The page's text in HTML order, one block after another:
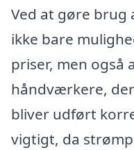
Ved at gøre brug
ikke bare
priser, men også
håndværkere,
bliver udført
vigtigt, da